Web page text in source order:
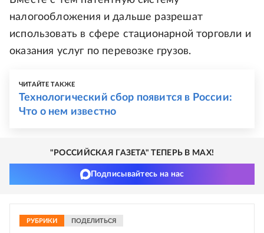
налогообложения и дальше разрешат
использовать в сфере стационарной торговли и
оказания услуг по перевозке грузов.
ЧИТАЙТЕ ТАКЖЕ
Технологический сбор появится в России:
Что о нем известно
"РОССИЙСКАЯ ГАЗЕТА" ТЕПЕРЬ В MAX!
Подписывайтесь на нас
РУБРИКИ ПОДЕЛИТЬСЯ